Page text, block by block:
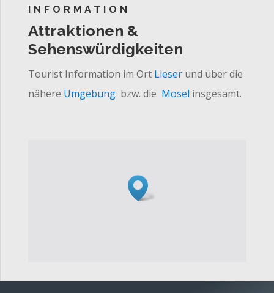
INFORMATION
Attraktionen &
Sehenswürdigkeiten
Tourist Information im Ort Lieserund über die
nähere Umgebungbzw. die Mosel insgesamt.